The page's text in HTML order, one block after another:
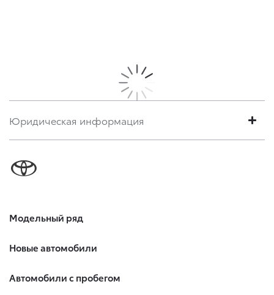
Юридическая информация
Модельный ряд
Новые автомобили
Автомобили с пробегом